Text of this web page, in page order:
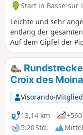
Start in Basse-sur-
Leichte und sehr
entlang der
Auf dem Gipfel der
einen grandiosen
und den unteren Teil
umliegende
malerische Tal der
wunderschön ist.
erreichen Sie den Col
Croix des
Visorando-Mitglied
13,14 km
5:20 Std.
Mittel